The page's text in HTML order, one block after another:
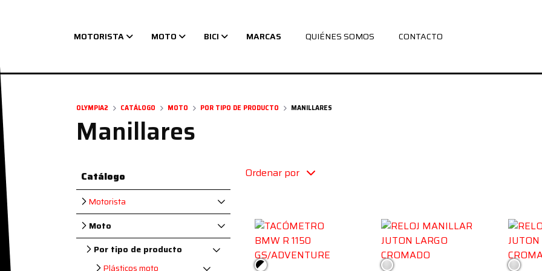
Navegación principal
MOTORISTA MOTO BICI MARCAS QUIÉNES SOMOS CONTACTO
OLYMPIA2 CATÁLOGO MOTO POR TIPO DE PRODUCTO MANILLARES
Manillares
Catálogo
Motorista
Moto
Por tipo de producto
Plásticos moto
Ordenar por
Negro/Blanco Cromado